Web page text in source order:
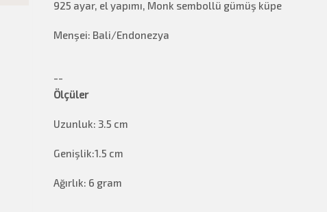
925 ayar, el yapımı, Monk sembollü gümüş küpe
Menşei: Bali/Endonezya
--
Ölçüler
Uzunluk: 3.5 cm
Genişlik:1.5 cm
Ağırlık: 6 gram